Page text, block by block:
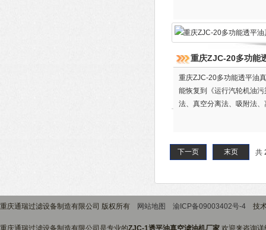
重庆ZJC-20多功能
重庆ZJC-20多功能透平油
能恢复到《运行汽轮机油
法、真空分离法、吸附法
共
下一页 末页
重庆通瑞过滤设备制造有限公司 版权所有 网站地图 渝ICP备09003402号-4 技
重庆通瑞过滤设备制造有限公司是专业的ZJC-1透平油真空滤油机厂家 ,欢迎来咨询